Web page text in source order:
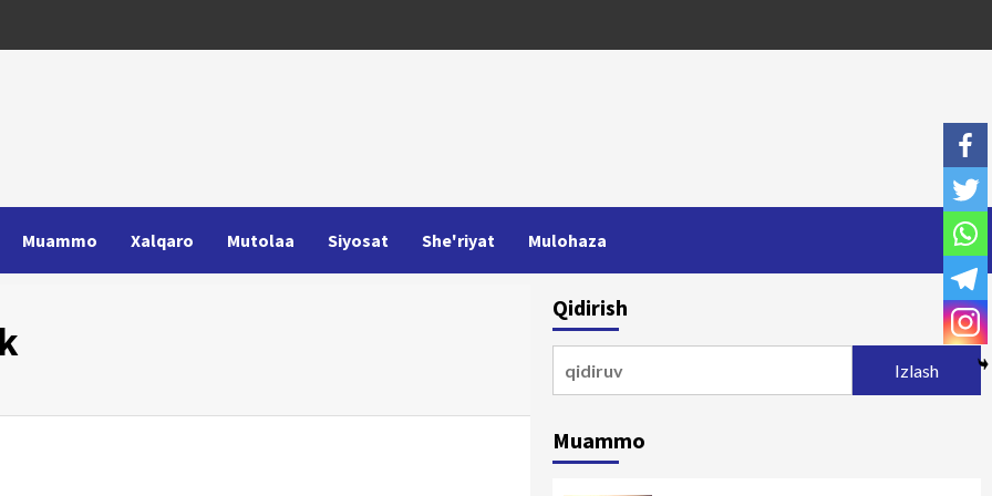
Muammo Xalqaro Mutolaa Siyosat She'riyat Mulohaza
Qidirish
Muammo